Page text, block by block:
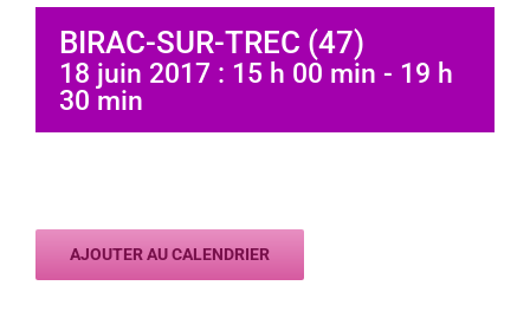
BIRAC-SUR-TREC (47)
18 juin 2017 : 15 h 00 min - 19 h
30 min
AJOUTER AU CALENDRIER